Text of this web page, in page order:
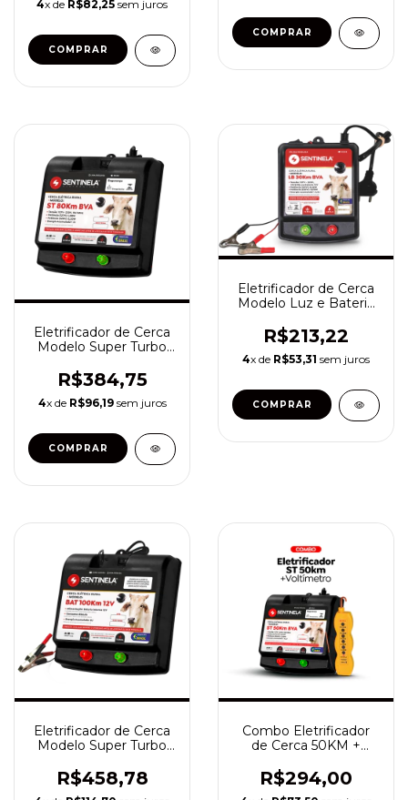
4x de R$82,25 sem juros
Eletrificador de Cerca
Modelo Super Turbo
R$384,75
4x de R$96,19sem juros
Eletrificador de Cerca
Modelo Luz e Bateria
R$213,22
4x de R$53,31 sem juros
Eletrificador de Cerca
Modelo Super Turbo
R$458,78
Combo Eletrificador
de Cerca 50KM +
R$294,00